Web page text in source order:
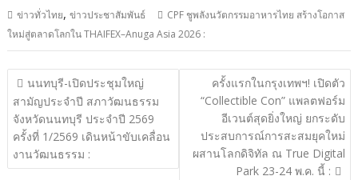
e
b
o
o
k
itt
er
e p
y
Li
n
k
ar
e
ข่าวทั่วไทย,ข่าวประชาสัมพันธ์
CPF ชูพลังนวัตกรรมอาหารไทย สร้างโอกาส
ใหม่สู่ตลาดโลกใน THAIFEX–Anuga Asia 2026 :
แนะแนว
เรื่อง
นนทบุรี-เปิดประชุมใหญ่
สามัญประจำปี สภาวัฒนธรรม
จังหวัดนนทบุรี ประจำปี 2569
ครั้งที่ 1/2569 เดินหน้าขับเคลื่อน
งานวัฒนธรรม :
ครั้งแรกในกรุงเทพฯ! เปิดตัว
“Collectible Con” แพลตฟอร์ม
อีเวนต์สุดยิ่งใหญ่ ยกระดับ
ประสบการณ์การสะสมยุคใหม่
ผสานโลกดิจิทัล ณ True Digital
Park 23-24 พ.ค. นี้ :